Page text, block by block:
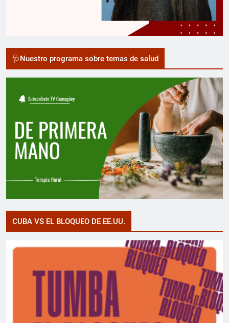
🩺Nuestro programa sobre temas de salud
CUBA VS EL BLOQUEO DE EE.UU.